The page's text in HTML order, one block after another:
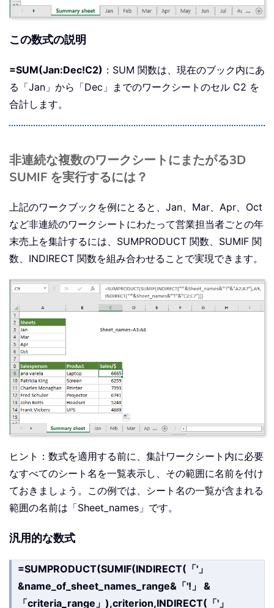
この数式の説明
=SUM(Jan:Dec!C2) ：SUM 関数は、現在のブック内にあ
る「Jan」から「Dec」までのワークシートのセル C2 を
合計します。
非連続な複数のワークシートにまたがる3D
SUMIF を実行するには？
上記のワークブックを例にとると、Jan、Mar、Apr、Oct
など非連続のワークシートにわたって営業担当者ごとの年
末売上を集計するには、SUMPRODUCT 関数、SUMIF 関
数、INDIRECT 関数を組み合わせることで実現できます。
ヒント：数式を適用する前に、集計ワークシート内に必要
なすべてのシート名を一覧表示し、その範囲に名前を付け
ておきましょう。この例では、シート名の一覧が含まれる
範囲の名前は「Sheet_names」です。
汎用的な数式
=SUMPRODUCT(SUMIF(INDIRECT(「'」
&name_of_sheet_names_range&「'!」 &
「criteria_range」),criterion,INDIRECT(「'」